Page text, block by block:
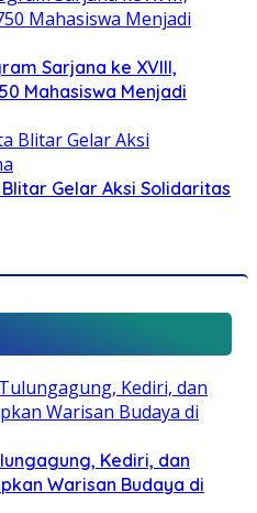
Sarjana ke XVIII,
Mahasiswa Menjadi
Gelar Aksi Solidaritas
Kediri, dan
Warisan Budaya di